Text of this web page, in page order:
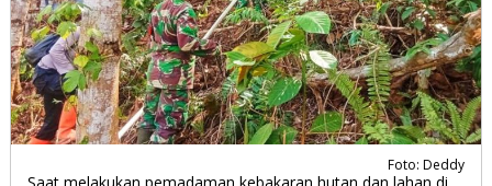
Foto: Deddy
Saat melakukan pemadaman kebakaran hutan dan lahan di